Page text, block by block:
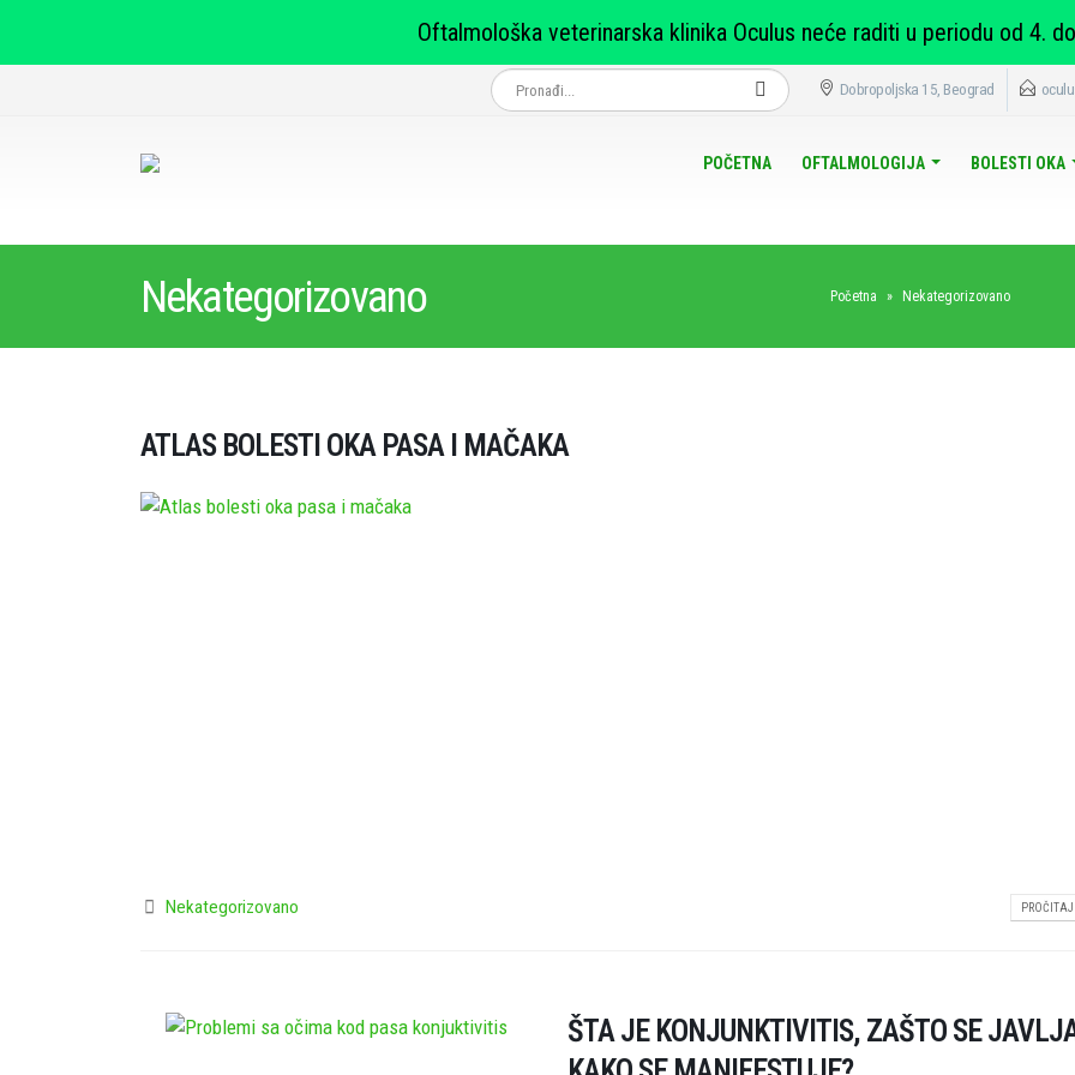
Dobropoljska 15, Beograd
POČETNA OFTALMOLOGIJA BOLESTI OKA
Nekategorizovano Početna » Nekategorizovano
ATLAS BOLESTI OKA PASA I MAČAKA
Nekategorizovano PROČITAJ
ŠTA JE KONJUNKTIVITIS, ZAŠTO SE
Oftalmološka veterinarska klinika Oculus neće raditi u periodu od 4.